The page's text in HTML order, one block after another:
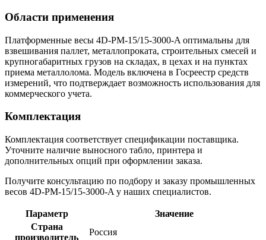
Области применения
Платформенные весы 4D-PM-15/15-3000-A оптимальны для
взвешивания паллет, металлопроката, строительных смесей и
крупногабаритных грузов на складах, в цехах и на пунктах
приема металлолома. Модель включена в Госреестр средств
измерений, что подтверждает возможность использования для
коммерческого учета.
Комплектация
Комплектация соответствует спецификации поставщика.
Уточните наличие выносного табло, принтера и
дополнительных опций при оформлении заказа.
Получите консультацию по подбору и заказу промышленных
весов 4D-PM-15/15-3000-A у наших специалистов.
Параметр
Значение
Страна
производитель
Россия